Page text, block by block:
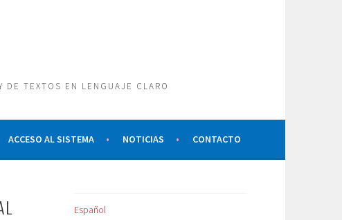
TEXTOS EN LENGUAJE CLARO
ACCESO AL SISTEMA NOTICIAS CONTACTO
Español